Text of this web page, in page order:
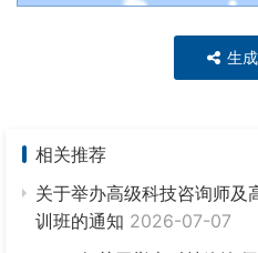
生
相关推荐
关于举办高级科技咨询师及
训班的通知 2026-07-07